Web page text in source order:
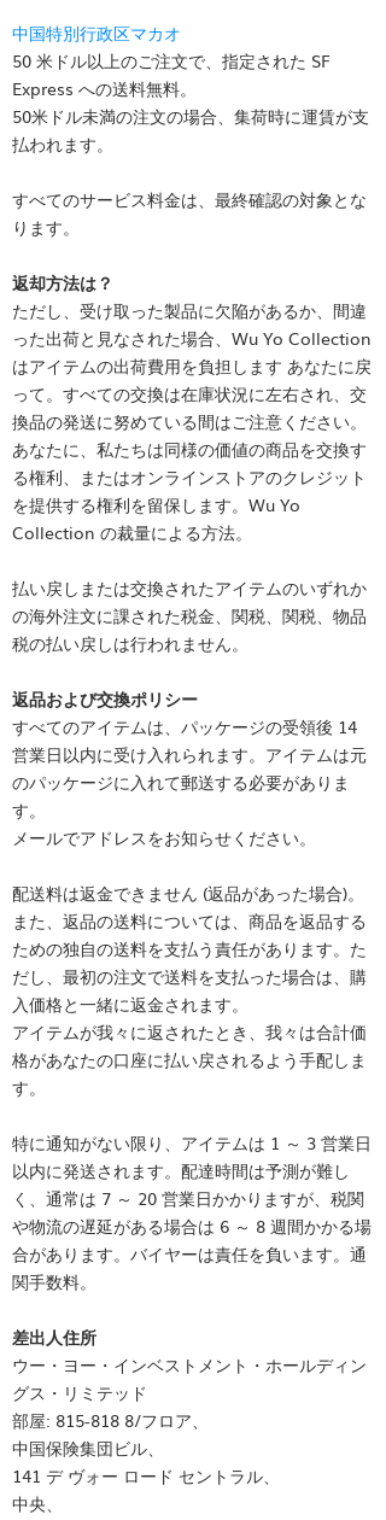
中国特別行政区マカオ
50 米ドル以上のご注文で、指定された SF
Express への送料無料。
50米ドル未満の注文の場合、集荷時に運賃が支
払われます。
すべてのサービス料金は、最終確認の対象とな
ります。
返却方法は？
ただし、受け取った製品に欠陥があるか、間違
った出荷と見なされた場合、Wu Yo Collection
はアイテムの出荷費用を負担します あなたに戻
って。すべての交換は在庫状況に左右され、交
換品の発送に努めている間はご注意ください。
あなたに、私たちは同様の価値の商品を交換す
る権利、またはオンラインストアのクレジット
を提供する権利を留保します。 Wu Yo
Collection の裁量による方法。
払い戻しまたは交換されたアイテムのいずれか
の海外注文に課された税金、関税、関税、物品
税の払い戻しは行われません。
返品および交換ポリシー
すべてのアイテムは、パッケージの受領後 14
営業日以内に受け入れられます。アイテムは元
のパッケージに入れて郵送する必要がありま
す。
メールでアドレスをお知らせください。
配送料は返金できません (返品があった場合)。
また、返品の送料については、商品を返品する
ための独自の送料を支払う責任があります。た
だし、最初の注文で送料を支払った場合は、購
入価格と一緒に返金されます。
アイテムが我々に返されたとき、我々は合計価
格があなたの口座に払い戻されるよう手配しま
す。
特に通知がない限り、アイテムは 1 ～ 3 営業日
以内に発送されます。配達時間は予測が難し
く、通常は 7 ～ 20 営業日かかりますが、税関
や物流の遅延がある場合は 6 ～ 8 週間かかる場
合があります。バイヤーは責任を負います。通
関手数料。
差出人住所
ウー・ヨー・インベストメント・ホールディン
グス・リミテッド
部屋: 815-818 8/フロア、
中国保険集団ビル、
141 デ ヴォー ロード セントラル、
中央、